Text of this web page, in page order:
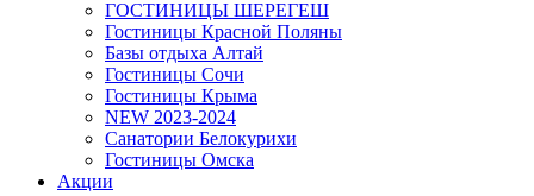
ГОСТИНИЦЫ ШЕРЕГЕШ
Гостиницы Красной Поляны
Базы отдыха Алтай
Гостиницы Сочи
Гостиницы Крыма
NEW 2023-2024
Санатории Белокурихи
Гостиницы Омска
Акции